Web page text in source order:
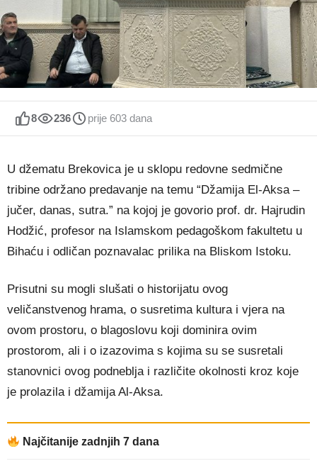
8 236 prije 603 dana
U džematu Brekovica je u sklopu redovne sedmične
tribine održano predavanje na temu “Džamija El-Aksa –
jučer, danas, sutra.” na kojoj je govorio prof. dr. Hajrudin
Hodžić, profesor na Islamskom pedagoškom fakultetu u
Bihaću i odličan poznavalac prilika na Bliskom Istoku.
Prisutni su mogli slušati o historijatu ovog
veličanstvenog hrama, o susretima kultura i vjera na
ovom prostoru, o blagoslovu koji dominira ovim
prostorom, ali i o izazovima s kojima su se susretali
stanovnici ovog podneblja i različite okolnosti kroz koje
je prolazila i džamija Al-Aksa.
Najčitanije zadnjih 7 dana